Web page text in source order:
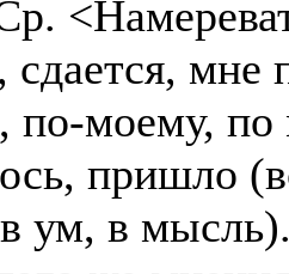
сдается,
моему, по
пришло
ум, в